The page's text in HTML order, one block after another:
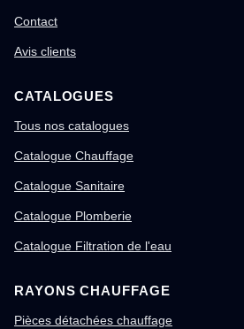
Contact
Avis clients
CATALOGUES
Tous nos catalogues
Catalogue Chauffage
Catalogue Sanitaire
Catalogue Plomberie
Catalogue Filtration de l'eau
RAYONS CHAUFFAGE
Pièces détachées chauffage